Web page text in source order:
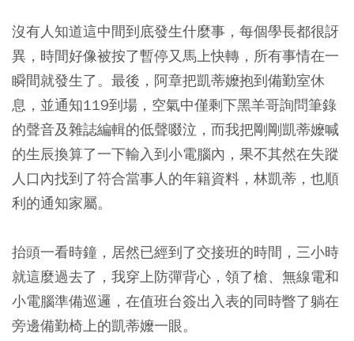
沒有人知道這中間到底發生什麼事，每個學長都很訝
異，時間好像被按了暫停又馬上快轉，所有事情在一
瞬間就發生了。最後，阿章把凱蒂嬤抱到備勤室休
息，並通知119到場，空氣中僅剩下黑羊哥詢問筆錄
的聲音及雜誌編輯的低聲啜泣，而我把剛剛凱蒂嬤喊
的生辰換算了一下輸入到小電腦內，果不其然在失蹤
人口內找到了符合當事人的年籍資料，林凱蒂，也順
利的通知家屬。
抬頭一看時鐘，居然已經到了交接班的時間，三小時
就這麼過去了，我穿上防彈背心，領了槍、無線電和
小電腦準備巡邏，在值班台簽出入表的同時瞥了躺在
旁邊備勤椅上的凱蒂嬤一眼。